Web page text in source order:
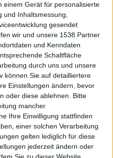
einem Gerät für personalisierte
und Inhaltsmessung,
gesendet
wir und unsere 1538 Partner
und Kenndaten
Schaltfläche
durch uns und unsere
können Sie auf detailliertere
Einstellungen ändern, bevor
oder diese ablehnen. Bitte
mancher
Ihre Einwilligung stattfinden
einer solchen Verarbeitung
gelten lediglich für diese
jederzeit ändern oder
Diese sind
Gesamtkonzept von
und wirken keinesfalls
sie verdichten die
einfach mal „Intethedes
meine! Im Gegensatz dazu
Hammer der Marke
bei dem bereits
auch jedem
der frühen
auf die Arme zu zaubern.
genial!
auch gar nicht mehr